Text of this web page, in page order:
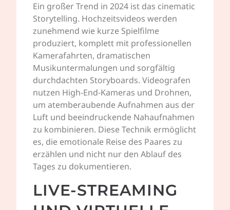
Ein großer Trend in 2024 ist das cinematic
Storytelling. Hochzeitsvideos werden
zunehmend wie kurze Spielfilme
produziert, komplett mit professionellen
Kamerafahrten, dramatischen
Musikuntermalungen und sorgfältig
durchdachten Storyboards. Videografen
nutzen High-End-Kameras und Drohnen,
um atemberaubende Aufnahmen aus der
Luft und beeindruckende Nahaufnahmen
zu kombinieren. Diese Technik ermöglicht
es, die emotionale Reise des Paares zu
erzählen und nicht nur den Ablauf des
Tages zu dokumentieren.
LIVE-STREAMING